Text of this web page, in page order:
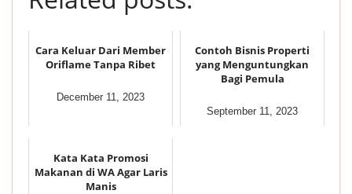
Cara Keluar Dari Member
Oriflame Tanpa Ribet
December 11, 2023
Contoh Bisnis Properti
yang Menguntungkan
Bagi Pemula
September 11, 2023
Kata Kata Promosi
Makanan di WA Agar Laris
Manis